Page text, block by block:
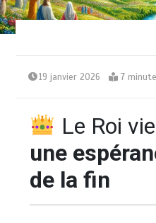
19 janvier 2026 7
Le Roi
une
de la fin